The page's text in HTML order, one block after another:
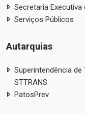
Secretaria
Serviços Públicos
Autarquias
Superintendência
STTRANS
PatosPrev